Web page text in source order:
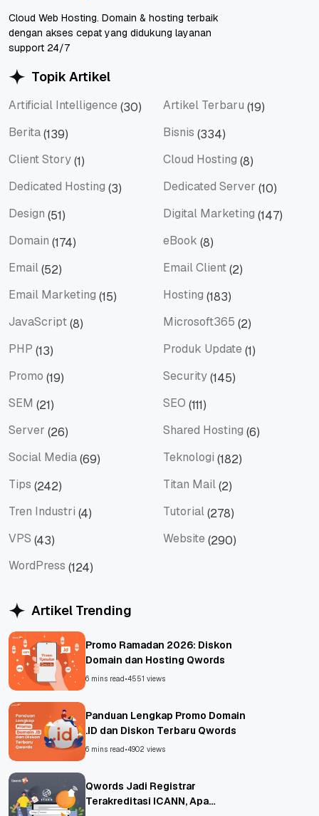
Cloud Web Hosting. Domain & hosting terbaik
dengan akses cepat yang didukung layanan
support 24/7
Topik Artikel
Artificial Intelligence (30) Artikel Terbaru (19)
Berita(139) Bisnis (334)
Client Story(1) Cloud Hosting (8)
Dedicated Hosting (3) Dedicated Server (10)
Design (51) Digital Marketing (147)
Domain (174) eBook (8)
Email(52) Email Client(2)
Email Marketing (15) Hosting (183)
JavaScript(8) Microsoft365 (2)
PHP (13) Produk Update (1)
Promo (19) Security(145)
SEM (21) SEO (111)
Server (26) Shared Hosting (6)
Social Media(69) Teknologi (182)
Tips (242) Titan Mail(2)
Tren Industri (4) Tutorial(278)
VPS (43) Website (290)
WordPress (124)
Artikel Trending
Promo Ramadan 2026: Diskon
Domain dan Hosting Qwords
6 mins read •4551 views
Panduan Lengkap Promo Domain
.ID dan Diskon Terbaru Qwords
6 mins read •4902 views
Qwords Jadi Registrar
Terakreditasi ICANN, Apa